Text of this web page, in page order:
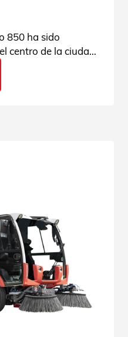
850 ha sido
centro de la ciudad
los detalles.